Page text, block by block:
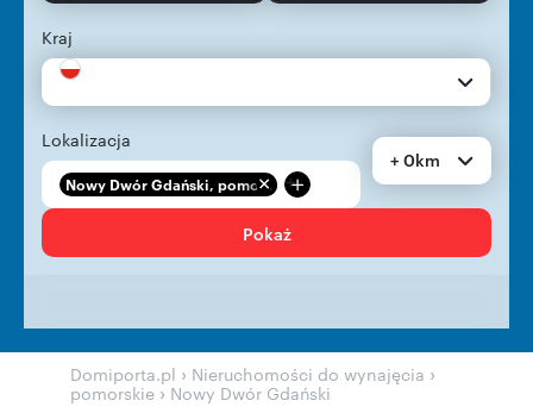
Kraj
Lokalizacja
Nowy Dwór Gdański, pomo... +
+ 0km
Pokaż
Domiporta.pl › Nieruchomości do wynajęcia ›
pomorskie › Nowy Dwór Gdański